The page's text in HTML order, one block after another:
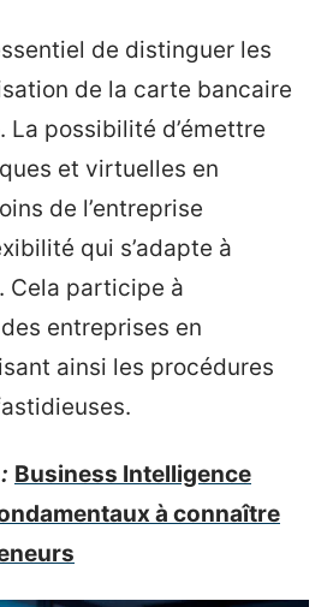
de distinguer les
de la carte bancaire
La possibilité d’émettre
et virtuelles en
de l’entreprise
qui s’adapte à
Cela participe à
entreprises en
ainsi les procédures
Business Intelligence
à connaître